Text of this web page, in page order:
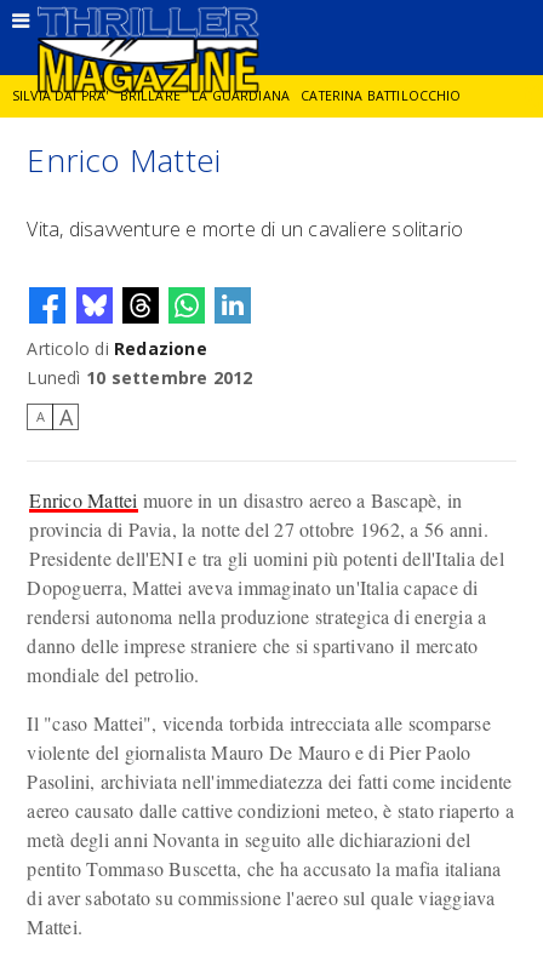
SILVIA DAI PRA' BRILLARE LA GUARDIANA CATERINA BATTILOCCHIO
JORGE DIAZ LA SPIA DELITTO IN CORNICE
Enrico Mattei
Vita, disavventure e morte di un cavaliere solitario
Articolo di Redazione
Lunedì 10 settembre 2012
A A
Enrico Mattei muore in un disastro aereo a Bascapè, in
provincia di Pavia, la notte del 27 ottobre 1962, a 56 anni.
Presidente dell'ENI e tra gli uomini più potenti dell'Italia del
Dopoguerra, Mattei aveva immaginato un'Italia capace di
rendersi autonoma nella produzione strategica di energia a
danno delle imprese straniere che si spartivano il mercato
mondiale del petrolio.
Il "caso Mattei", vicenda torbida intrecciata alle scomparse
violente del giornalista Mauro De Mauro e di Pier Paolo
Pasolini, archiviata nell'immediatezza dei fatti come incidente
aereo causato dalle cattive condizioni meteo, è stato riaperto a
metà degli anni Novanta in seguito alle dichiarazioni del
pentito Tommaso Buscetta, che ha accusato la mafia italiana
di aver sabotato su commissione l'aereo sul quale viaggiava
Mattei.